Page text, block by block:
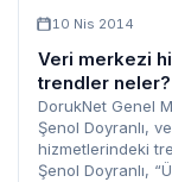
10 Nis 2014
Veri merkezi
trendler neler?
DorukNet Genel
Şenol Doyranlı,
hizmetlerindeki
Şenol Doyranlı,